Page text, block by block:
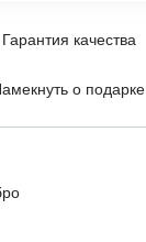
Гарантия качества
о подарке